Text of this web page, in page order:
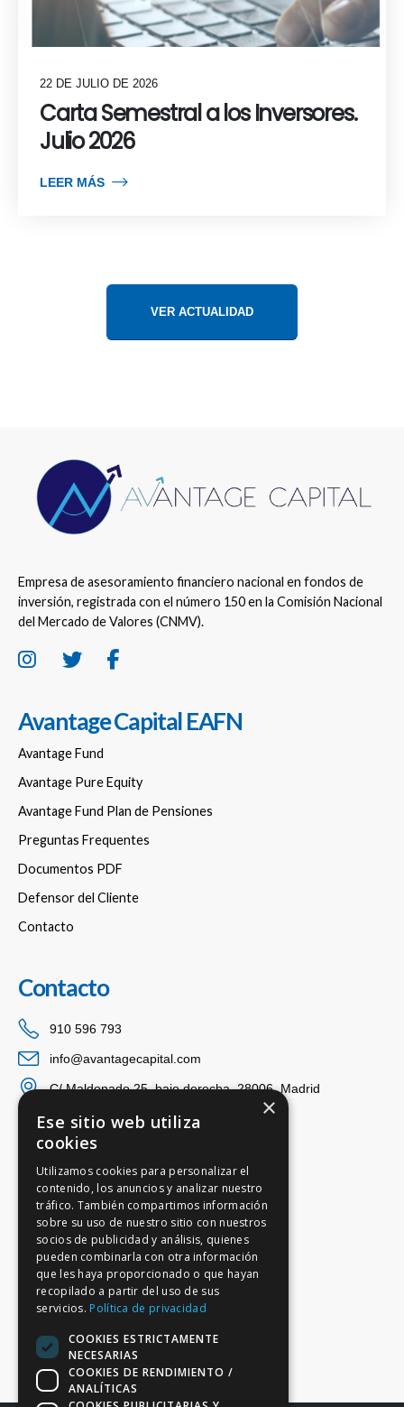
22 DE JULIO DE 2026
Carta Semestral a los Inversores.
Julio 2026
LEER MÁS
VER ACTUALIDAD
Empresa de asesoramiento financiero nacional en fondos de
inversión, registrada con el número 150 en la Comisión Nacional
del Mercado de Valores (CNMV).
Avantage Capital EAFN
Avantage Fund
Avantage Pure Equity
Avantage Fund Plan de Pensiones
Preguntas Frequentes
Documentos PDF
Defensor del Cliente
Contacto
Contacto
910 596 793
info@avantagecapital.com
C/ Maldonado 25, bajo derecha, 28006, Madrid
×
Ese sitio web utiliza
cookies
Utilizamos cookies para personalizar el
contenido, los anuncios y analizar nuestro
tráfico. También compartimos información
sobre su uso de nuestro sitio con nuestros
socios de publicidad y análisis, quienes
pueden combinarla con otra información
que les haya proporcionado o que hayan
recopilado a partir del uso de sus
servicios. Política de privacidad
COOKIES ESTRICTAMENTE
NECESARIAS
COOKIES DE RENDIMIENTO /
ANALÍTICAS